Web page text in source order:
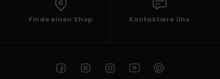
Finde einen Shop Kontaktiere Uns